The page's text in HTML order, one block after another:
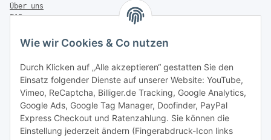
Wie wir Cookies & Co nutzen
Durch Klicken auf „Alle akzeptieren“ gestatten Sie den
Einsatz folgender Dienste auf unserer Website: YouTube,
Vimeo, ReCaptcha, Billiger.de Tracking, Google Analytics,
Google Ads, Google Tag Manager, Doofinder, PayPal
Express Checkout und Ratenzahlung. Sie können die
Einstellung jederzeit ändern (Fingerabdruck-Icon links
Über uns
FAQ
Zahlung & Versand
Versandinformationen